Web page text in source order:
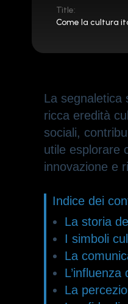
Title:
Come la cultura
La segnaletica
ricca eredità
sociali,
utile esplorare
innovazione e
Indice dei
La storia
I simboli
La
La